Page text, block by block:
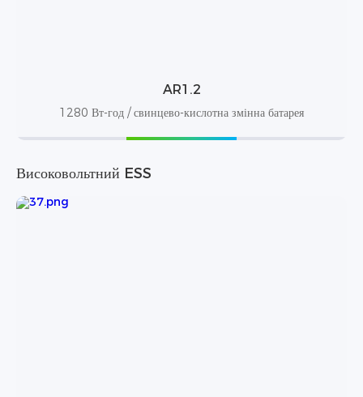
AR1.2
1280 Вт-год / свинцево-кислотна змінна батарея
Високовольтний ESS